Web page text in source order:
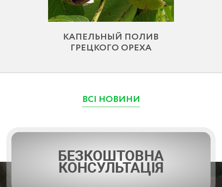
КАПЕЛЬНЫЙ ПОЛИВ
ГРЕЦКОГО ОРЕХА
ВСІ НОВИНИ
БЕЗКОШТОВНА
КОНСУЛЬТАЦІЯ